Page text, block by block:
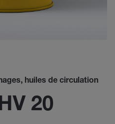
huiles de circulation
20